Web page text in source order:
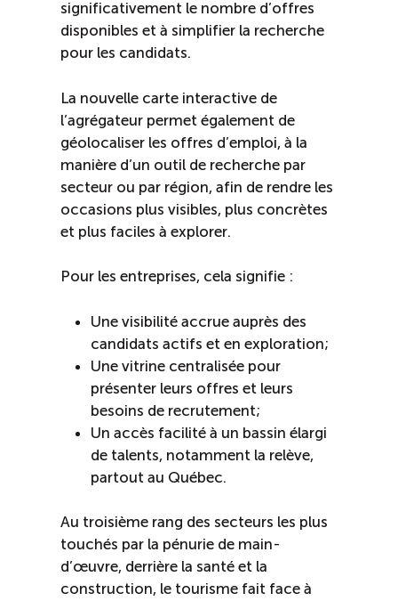
significativement le nombre d’offres
disponibles et à simplifier la recherche
pour les candidats.
La nouvelle carte interactive de
l’agrégateur permet également de
géolocaliser les offres d’emploi, à la
manière d’un outil de recherche par
secteur ou par région, afin de rendre les
occasions plus visibles, plus concrètes
et plus faciles à explorer.
Pour les entreprises, cela signifie :
Une visibilité accrue auprès des
candidats actifs et en exploration;
Une vitrine centralisée pour
présenter leurs offres et leurs
besoins de recrutement;
Un accès facilité à un bassin élargi
de talents, notamment la relève,
partout au Québec.
Au troisième rang des secteurs les plus
touchés par la pénurie de main-
d’œuvre, derrière la santé et la
construction, le tourisme fait face à